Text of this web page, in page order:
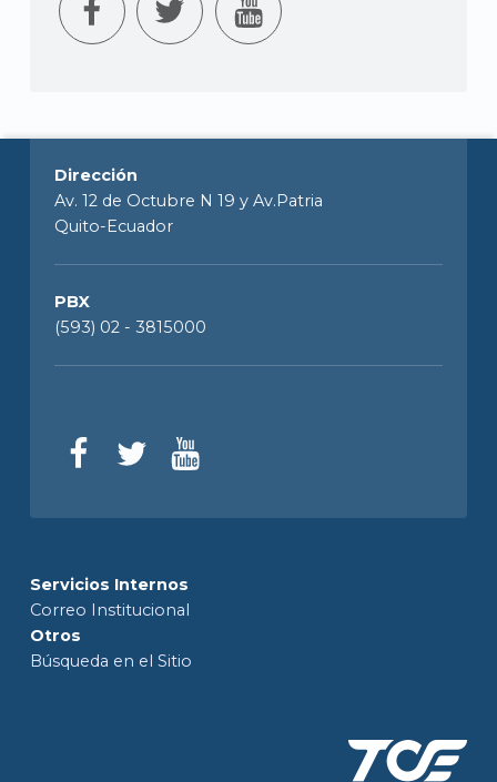
Dirección
Av. 12 de Octubre N 19 y Av.Patria
Quito-Ecuador
PBX
(593) 02 - 3815000
Servicios Internos
Correo Institucional
Otros
Búsqueda en el Sitio